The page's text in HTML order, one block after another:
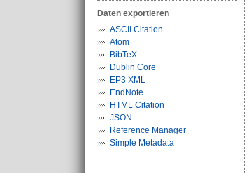
Daten exportieren
ASCII Citation
Atom
BibTeX
Dublin Core
EP3 XML
EndNote
HTML Citation
JSON
Reference Manager
Simple Metadata